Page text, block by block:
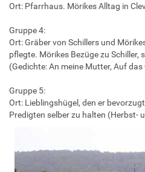
Ort: Pfarrhaus. Mörikes Alltag in
Gruppe 4:
Ort: Gräber von Schillers und
pflegte. Mörikes Bezüge zu Schiller,
(Gedichte: An meine Mutter, Auf
Gruppe 5:
Ort: Lieblingshügel, den er
Predigten selber zu halten (Herbst-